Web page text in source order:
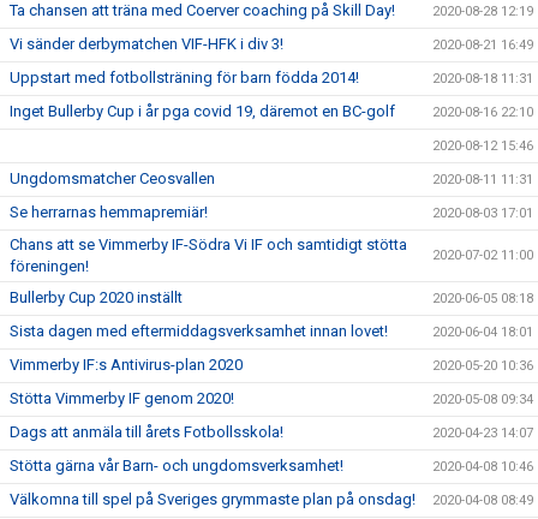
Ta chansen att träna med Coerver coaching på Skill Day! 2020-08-28 12:19
Vi sänder derbymatchen VIF-HFK i div 3! 2020-08-21 16:49
Uppstart med fotbollsträning för barn födda 2014! 2020-08-18 11:31
Inget Bullerby Cup i år pga covid 19, däremot en BC-golf 2020-08-16 22:10
2020-08-12 15:46
Ungdomsmatcher Ceosvallen 2020-08-11 11:31
Se herrarnas hemmapremiär! 2020-08-03 17:01
Chans att se Vimmerby IF-Södra Vi IF och samtidigt stötta
föreningen!
2020-07-02 11:00
Bullerby Cup 2020 inställt 2020-06-05 08:18
Sista dagen med eftermiddagsverksamhet innan lovet! 2020-06-04 18:01
Vimmerby IF:s Antivirus-plan 2020 2020-05-20 10:36
Stötta Vimmerby IF genom 2020! 2020-05-08 09:34
Dags att anmäla till årets Fotbollsskola! 2020-04-23 14:07
Stötta gärna vår Barn- och ungdomsverksamhet! 2020-04-08 10:46
Välkomna till spel på Sveriges grymmaste plan på onsdag! 2020-04-08 08:49